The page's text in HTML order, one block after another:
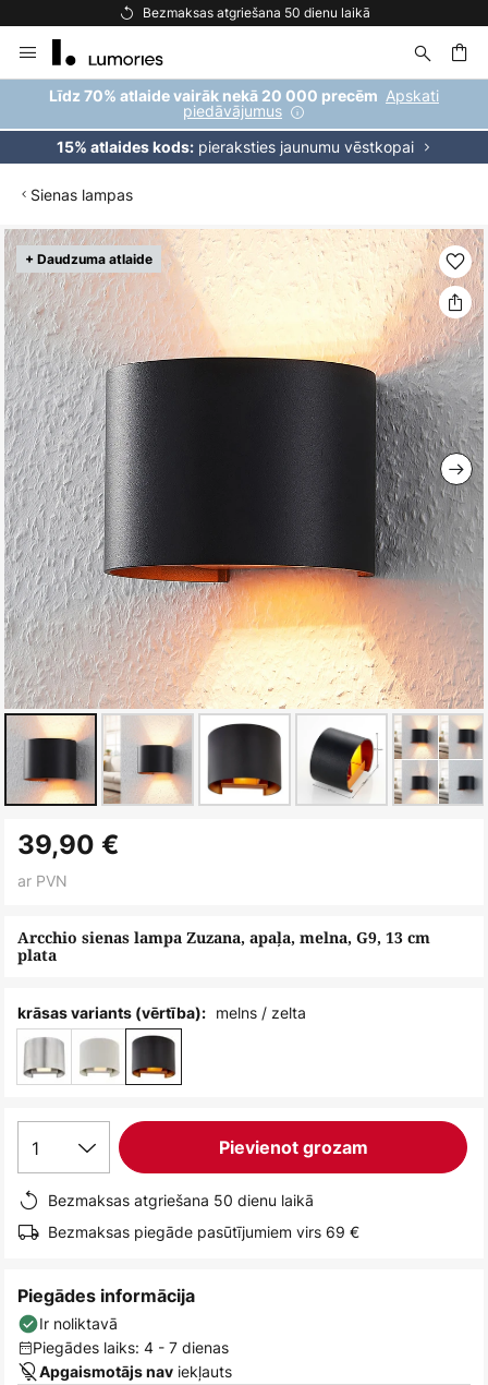
Bezmaksas atgriešana 50 dienu laikā
to
Content
Līdz 70% atlaide vairāk nekā 20 000 precēm Apskati
piedāvājumus
15% atlaides kods:pieraksties jaunumu vēstkopai
Sienas lampas
+ Daudzuma atlaide
Iet
uz
galerijas
beigām
uz
galerijas
Arcchio sienas lampa Zuzana, apaļa, melna, G9, 13 cm
plata
39,90 €
ar PVN
krāsas variants (vērtība): melns / zelta
1 Pievienot grozam
Bezmaksas atgriešana 50 dienu laikā
Bezmaksas piegāde pasūtījumiem virs 69 €
Piegādes informācija
Ir noliktavā
Piegādes laiks: 4 - 7 dienas
Apgaismotājs nav iekļauts